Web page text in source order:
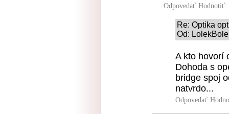
Odpovedať Hodnotiť:
Re: Optika
Od:
A kto hovorí
Dohoda s
bridge spoj
natvrdo...
Odpovedať